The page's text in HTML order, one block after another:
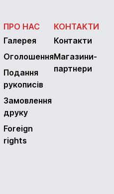
ПРО НАС
Галерея
Оголошення
Подання
рукописів
Замовлення
друку
Foreign
rights
КОНТАКТИ
Контакти
Магазини-
партнери